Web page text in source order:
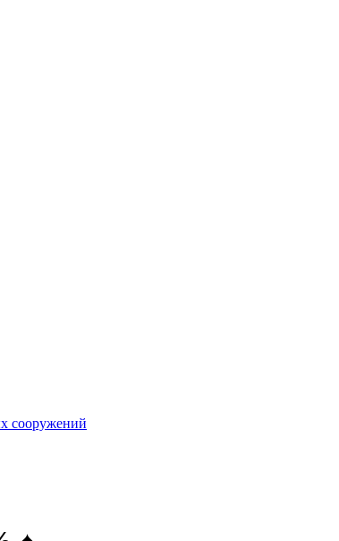
сооружений